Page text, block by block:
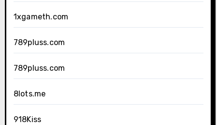
1xgameth.com
789pluss.com
789pluss.com
8lots.me
918Kiss